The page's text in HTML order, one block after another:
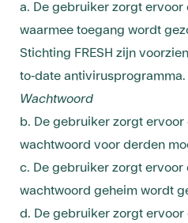
a. De gebruiker zorgt ervoor
waarmee toegang wordt
Stichting FRESH zijn
to-date antivirusprogramma.
Wachtwoord
b. De gebruiker zorgt
wachtwoord voor derden
c. De gebruiker zorgt ervoor
wachtwoord geheim wordt
d. De gebruiker zorgt